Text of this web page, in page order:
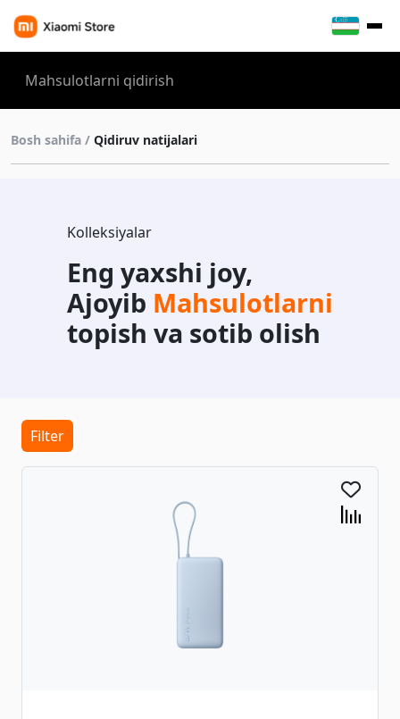
Bosh sahifa / Qidiruv natijalari
Kolleksiyalar
Eng yaxshi joy,
Ajoyib Mahsulotlarni
topish va sotib olish
Filter